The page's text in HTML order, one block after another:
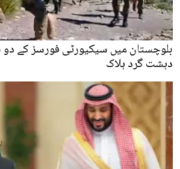
دہشت گرد ہلاک